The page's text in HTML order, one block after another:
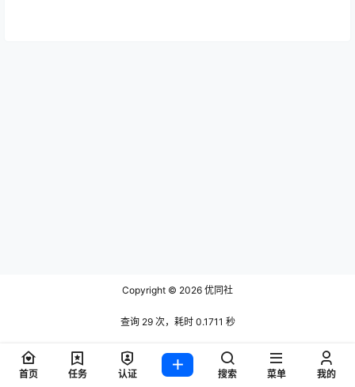
Copyright © 2026 优同社
查询 29 次，耗时 0.1711 秒
首页 任务 认证 搜索 菜单 我的